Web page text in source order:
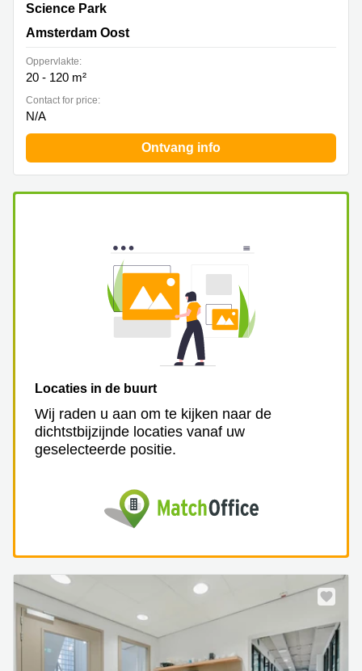
Science Park 408, Amsterdam Oost
Science Park
Amsterdam Oost
Oppervlakte:
20 - 120 m²
Contact for price:
N/A
Ontvang info
Locaties in de buurt
Wij raden u aan om te kijken naar de
dichtstbijzijnde locaties vanaf uw
geselecteerde positie.